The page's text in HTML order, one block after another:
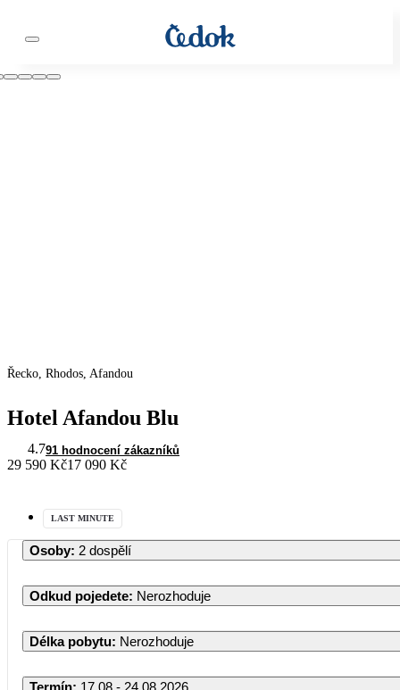
Řecko, Rhodos, Afandou
Hotel Afandou Blu
4.791 hodnocení zákazníků
29 590 Kč17 090 Kč
LAST MINUTE
Osoby: 2 dospělí
Odkud pojedete: Nerozhoduje
Délka pobytu: Nerozhoduje
Termín: 17.08 - 24.08.2026